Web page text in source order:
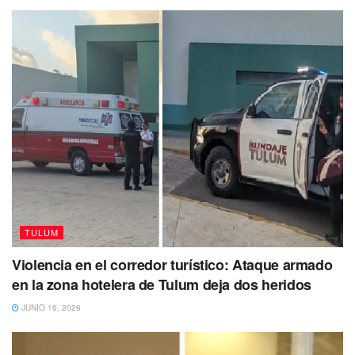
desaparecido
TULUM
Violencia en el corredor turístico: Ataque armado
en la zona hotelera de Tulum deja dos heridos
JUNIO 16, 2026